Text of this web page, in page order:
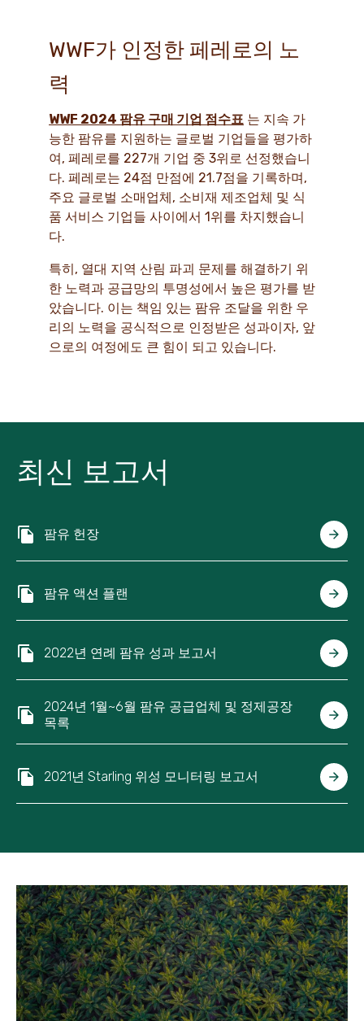
WWF가 인정한 페레로의 노
력
WWF 2024 팜유 구매 기업 점수표 는 지속 가
능한 팜유를 지원하는 글로벌 기업들을 평가하
여, 페레로를 227개 기업 중 3위로 선정했습니
다. 페레로는 24점 만점에 21.7점을 기록하며,
주요 글로벌 소매업체, 소비재 제조업체 및 식
품 서비스 기업들 사이에서 1위를 차지했습니
다.
특히, 열대 지역 산림 파괴 문제를 해결하기 위
한 노력과 공급망의 투명성에서 높은 평가를 받
았습니다. 이는 책임 있는 팜유 조달을 위한 우
리의 노력을 공식적으로 인정받은 성과이자, 앞
으로의 여정에도 큰 힘이 되고 있습니다.
최신 보고서
팜유 헌장
팜유 액션 플랜
2022년 연례 팜유 성과 보고서
2024년 1월~6월 팜유 공급업체 및 정제공장
목록
2021년 Starling 위성 모니터링 보고서